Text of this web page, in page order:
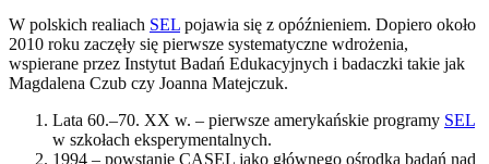
W polskich realiach SEL pojawia się z opóźnieniem. Dopiero około
2010 roku zaczęły się pierwsze systematyczne wdrożenia,
wspierane przez Instytut Badań Edukacyjnych i badaczki takie jak
Magdalena Czub czy Joanna Matejczuk.
Lata 60.–70. XX w. – pierwsze amerykańskie programy SEL
w szkołach eksperymentalnych.
1994 – powstanie CASEL jako głównego ośrodka badań nad